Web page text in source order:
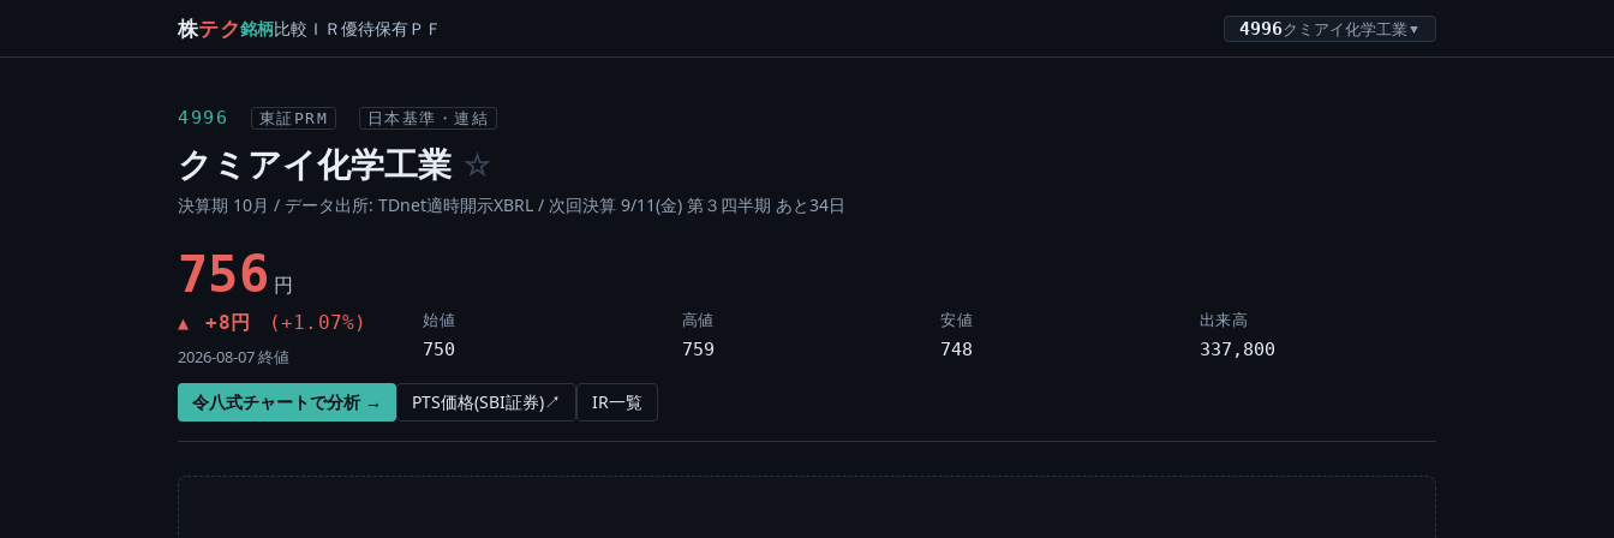
株テク銘柄比較 ＩＲ優待保有ＰＦ 4996クミアイ化学工業 ▼
4996 東証PRM 日本基準・連結
クミアイ化学工業 ☆
決算期 10月 / データ出所: TDnet適時開示XBRL / 次回決算 9/11(金) 第３四半期 あと34日
756 円
▲ +8円 (+1.07%)
2026-08-07 終値
始値
750
高値
759
安値
748
出来高
337,800
令八式チャートで分析 → PTS価格(SBI証券)↗ IR一覧